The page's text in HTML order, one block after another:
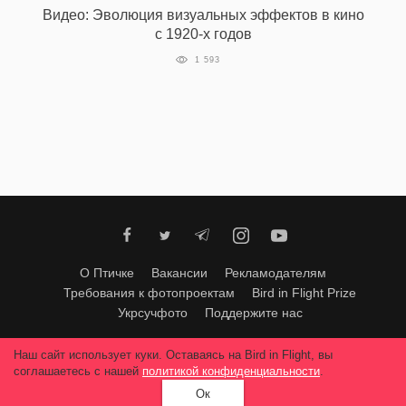
Видео: Эволюция визуальных эффектов в кино
с 1920-х годов
1 593
О Птичке Вакансии
Рекламодателям
Требования к фотопроектам
Bird in Flight Prize
Укрсучфото
Поддержите нас
Любое использование материалов допускается только с согласия
редакции.© 2026, Bird In Flight.
Все права защищены.
Наш сайт использует куки. Оставаясь на Bird in Flight, вы
соглашаетесь с нашей политикой конфиденциальности.
Ок